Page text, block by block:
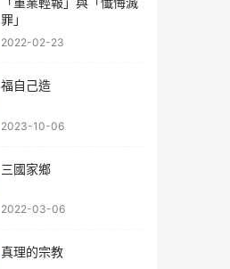
罪」
2022-02-23
福自己造
2023-10-06
三國家鄉
2022-03-06
真理的宗教